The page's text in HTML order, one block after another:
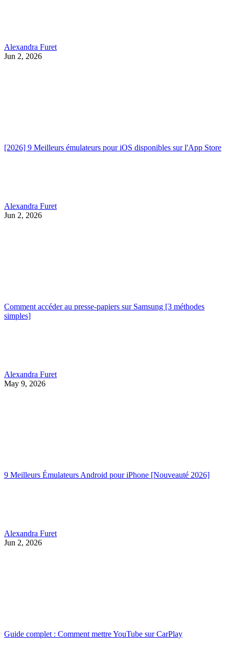
Alexandra Furet
Jun 2, 2026
[2026] 9 Meilleurs émulateurs pour iOS disponibles sur l'App Store
Alexandra Furet
Jun 2, 2026
Comment accéder au presse-papiers sur Samsung [3 méthodes
simples]
Alexandra Furet
May 9, 2026
9 Meilleurs Émulateurs Android pour iPhone [Nouveauté 2026]
Alexandra Furet
Jun 2, 2026
Guide complet : Comment mettre YouTube sur CarPlay